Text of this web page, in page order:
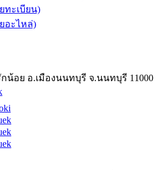
ทะเบียน)
ยอะไหล่)
กน้อย อ.เมืองนนทบุรี จ.นนทบุรี 11000